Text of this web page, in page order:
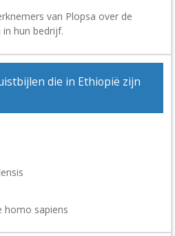
van Plopsa over de
hun bedrijf.
die in Ethiopië zijn
homo sapiens